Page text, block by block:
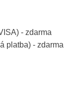
- zdarma
platba) - zdarma